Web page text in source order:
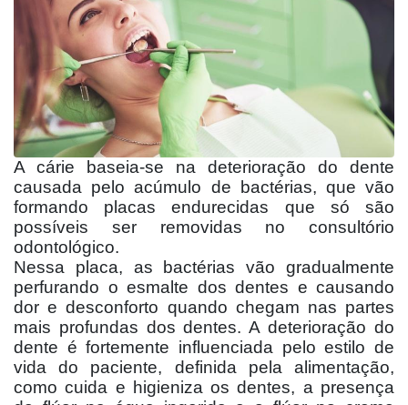
A cárie baseia-se na deterioração do dente
causada pelo acúmulo de bactérias, que vão
formando placas endurecidas que só são
possíveis ser removidas no consultório
odontológico.
Nessa placa, as bactérias vão gradualmente
perfurando o esmalte dos dentes e causando
dor e desconforto quando chegam nas partes
mais profundas dos dentes. A deterioração do
dente é fortemente influenciada pelo estilo de
vida do paciente, definida pela alimentação,
como cuida e higieniza os dentes, a presença